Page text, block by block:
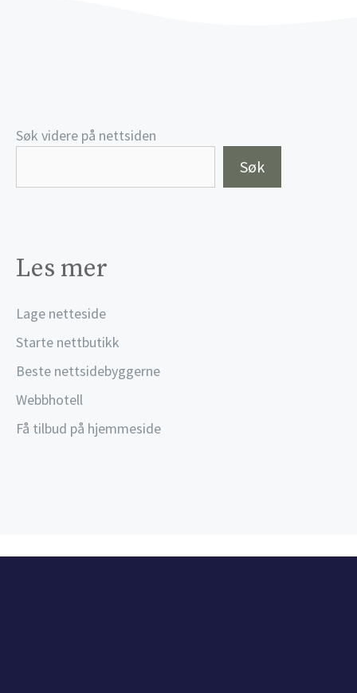
Søk videre på nettsiden
Søk
Les mer
Lage netteside
Starte nettbutikk
Beste nettsidebyggerne
Webbhotell
Få tilbud på hjemmeside